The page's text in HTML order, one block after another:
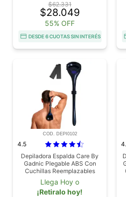
$62.331
$28.049
55% OFF
DESDE 6 CUOTAS SIN INTERÉS
COD. DEPI0102
4.5
Depiladora Espalda Care By
Gadnic Plegable ABS Con
Cuchillas Reemplazables
Tecnologia SkinGlide Control
Uso Seco Y Humedo
Llega Hoy o
¡Retiralo hoy!